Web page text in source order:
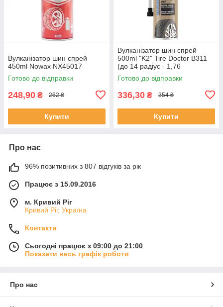
Вулканізатор шин спрей
450ml Nowax NX45017
Готово до відправки
248,90 ₴ 262 ₴
Купити
Вулканізатор шин спрей
500ml "K2" Tire Doctor B311
(до 14 радіус - 1,76
атмосфер)
Готово до відправки
336,30 ₴ 354 ₴
Купити
Про нас
96% позитивних з 807 відгуків за рік
Працює з 15.09.2016
м. Кривий Ріг
Кривий Ріг, Україна
Контакти
Сьогодні працює з 09:00 до 21:00
Показати весь графік роботи
Про нас